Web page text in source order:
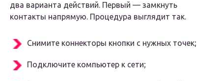
два варианта действий. Первый — замкнуть
контакты напрямую. Процедура выглядит так.
Снимите коннекторы кнопки с нужных точек;
Подключите компьютер к сети;